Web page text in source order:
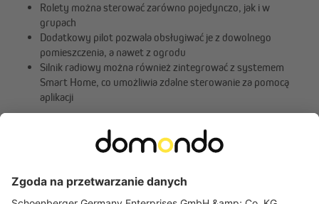
Rolety można sterować zarówno pojedynczo, jak i w
grupach
Dodatkowy pilot pozwala obsługiwać je z dowolnego
pomieszczenia, a nawet z ogrodu
Silnik radiowy można również zintegrować z systemem
Smart Home, co umożliwia zdalne sterowanie za pomocą
aplikacji
Zamów silnik radiowy
Silniki radiowe zapewniają liczne zalety i najwyższy komfort
obsługi. Przejrzyj nasz sklep, zapoznaj się z dostępnymi